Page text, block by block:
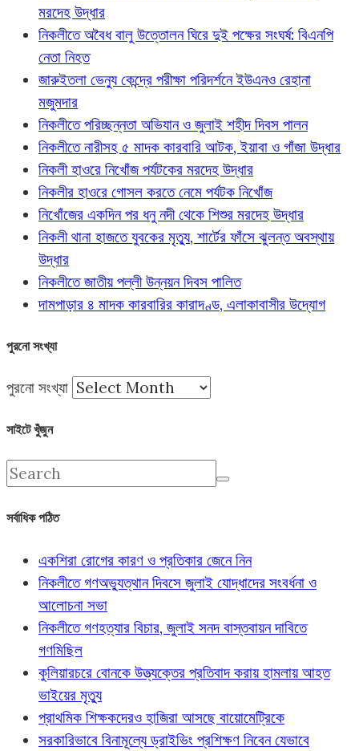
মরদেহ উদ্ধার
নিকলীতে অবৈধ বালু উত্তোলন ঘিরে দুই পক্ষের সংঘর্ষ: বিএনপি
নেতা নিহত
জারুইতলা ভেন্যু কেন্দ্রে পরীক্ষা পরিদর্শনে ইউএনও রেহানা
মজুমদার
নিকলীতে পরিচ্ছন্নতা অভিযান ও জুলাই শহীদ দিবস পালন
নিকলীতে নারীসহ ৫ মাদক কারবারি আটক, ইয়াবা ও গাঁজা উদ্ধার
নিকলী হাওরে নিখোঁজ পর্যটকের মরদেহ উদ্ধার
নিকলীর হাওরে গোসল করতে নেমে পর্যটক নিখোঁজ
নিখোঁজের একদিন পর ধনু নদী থেকে শিশুর মরদেহ উদ্ধার
নিকলী থানা হাজতে যুবকের মৃত্যু, শার্টের ফাঁসে ঝুলন্ত অবস্থায়
উদ্ধার
নিকলীতে জাতীয় পল্লী উন্নয়ন দিবস পালিত
দামপাড়ার ৪ মাদক কারবারির কারাদণ্ড, এলাকাবাসীর উদ্যোগ
পুরনো সংখ্যা
পুরনো সংখ্যা
সাইটে খুঁজুন
সর্বাধিক পঠিত
একশিরা রোগের কারণ ও প্রতিকার জেনে নিন
নিকলীতে গণঅভ্যুত্থান দিবসে জুলাই যোদ্ধাদের সংবর্ধনা ও
আলোচনা সভা
নিকলীতে গণহত্যার বিচার, জুলাই সনদ বাস্তবায়ন দাবিতে
গণমিছিল
কুলিয়ারচরে বোনকে উত্ত্যক্তের প্রতিবাদ করায় হামলায় আহত
ভাইয়ের মৃত্যু
প্রাথমিক শিক্ষকদেরও হাজিরা আসছে বায়োমেট্রিকে
সরকারিভাবে বিনামূল্যে ড্রাইভিং প্রশিক্ষণ নিবেন যেভাবে